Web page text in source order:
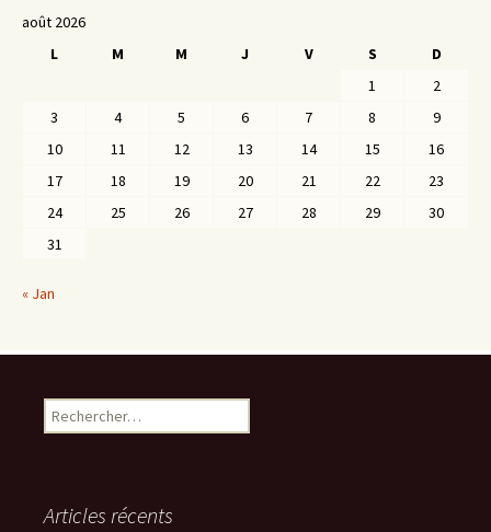
août 2026
L
M M J V S
D
1
2
3
4 5 6 7 8
9
10
11 12 13 14 15
16
17
18 19 20 21 22
23
24
25 26 27 28 29
30
31
« Jan
Rechercher :
Articles récents